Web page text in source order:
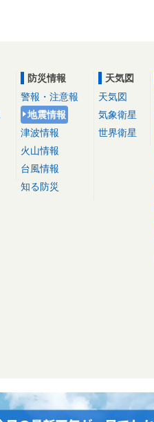
防災情報
警報・注意報
地震情報
津波情報
火山情報
台風情報
知る防災
天気図
天気図
気象衛星
世界衛星